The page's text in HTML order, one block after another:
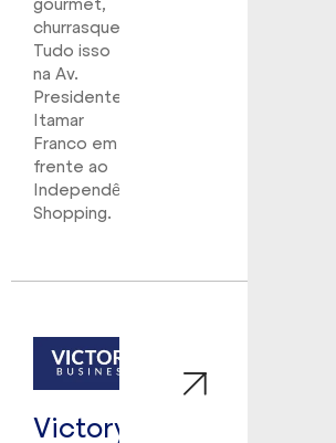
gourmet,
churrasqueira).
Tudo isso
na Av.
Presidente
Itamar
Franco em
frente ao
Independência
Shopping.
Victory